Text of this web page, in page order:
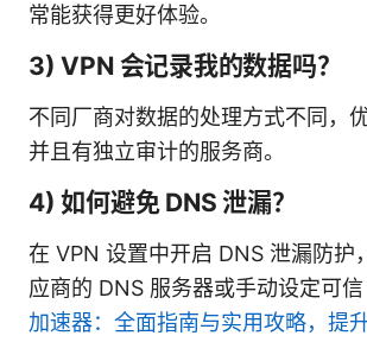
常能获得更好体验。
3) VPN 会记录我的数据吗？
不同厂商对数据的处理方式不同，
并且有独立审计的服务商。
4) 如何避免 DNS 泄漏？
在 VPN 设置中开启 DNS 泄漏防护
应商的 DNS 服务器或手动设定可信
加速器：全面指南与实用攻略，提